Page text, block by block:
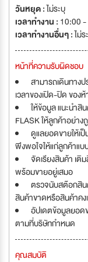
วันหยุด :ไม่ระบุ
เวลาทำงาน : 10:00
เวลาทำงานอื่นๆ :ไม่
หน้าที่ความรับผิดชอบ
สามารถเดินทาง
เวลาของเปิด-ปิด ของห้
ให้ข้อมูล แนะนำ
FLASK ให้ลูกค้าอย่า
ดูแลยอดขายให้เ
พึงพอใจให้แก่ลูกค้าแ
จัดเรียงสินค้า เติ
พร้อมขายอยู่เสมอ
ตรวจนับสต๊อกสิน
สินค้าขาดหรือสินค้าคง
อัปเดตข้อมูลยอด
ตามที่บริษัทกำหนด
คุณสมบัติ